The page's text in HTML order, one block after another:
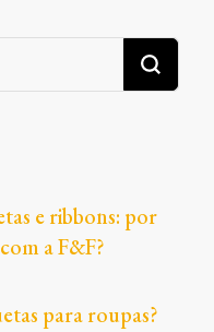
e ribbons: por
a F&F?
para roupas?